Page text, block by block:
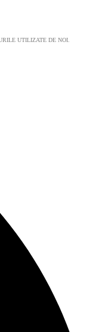
UTILIZATE DE NOI.